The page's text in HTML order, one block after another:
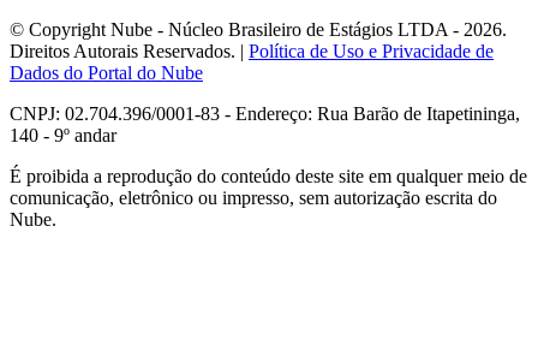
© Copyright Nube - Núcleo Brasileiro de Estágios LTDA - 2026.
Direitos Autorais Reservados. | Política de Uso e Privacidade de
Dados do Portal do Nube
CNPJ: 02.704.396/0001-83 - Endereço: Rua Barão de Itapetininga,
140 - 9º andar
É proibida a reprodução do conteúdo deste site em qualquer meio de
comunicação, eletrônico ou impresso, sem autorização escrita do
Nube.